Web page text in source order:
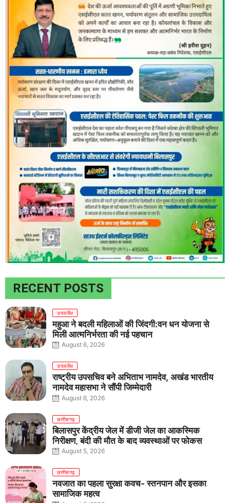
RECENT POSTS
उपलब्धि
महुआ ने बदली महिलाओं की जिंदगी:वन धन योजना से
मिली आत्मनिर्भरता की नई पहचान
August 6, 2026
उपलब्धि
राष्ट्रीय उपसचिव बने अभिताभ नामदेव, अखंड भारतीय
नामदेव महासभा ने सौंपी जिम्मेदारी
August 6, 2026
छत्तीसगढ़
बिलासपुर केंद्रीय जेल में डीजी जेल का आकस्मिक
निरीक्षण, बंदी की मौत के बाद व्यवस्थाओं पर फोकस
August 5, 2026
छत्तीसगढ़
नवजात का पहला सुरक्षा कवच- स्तनपान और इसका
सामाजिक महत्व